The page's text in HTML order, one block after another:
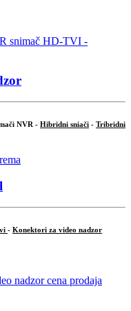
NVR - Hibridni sniači - Tribridni
- Konektori za video nadzor